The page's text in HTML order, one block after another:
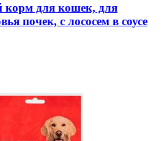
корм для кошек, для
почек, с лососем в соусе